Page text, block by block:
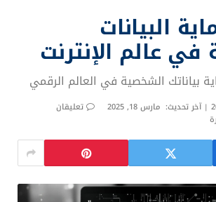
البيانات
عالم الإنترنت
بياناتك الشخصية في العالم الرقمي
آخر تحديث: مارس 18, 2025
تعليقان